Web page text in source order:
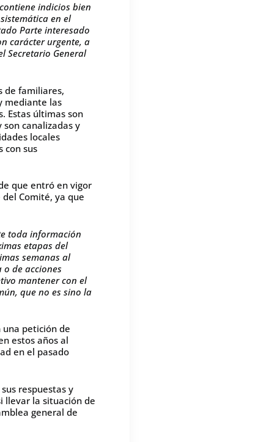
indicios bien
en el
Parte interesado
carácter urgente, a
Secretario General
de familiares,
mediante las
Estas últimas son
canalizadas y
locales
con sus
que entró en vigor
Comité, ya que
toda información
etapas del
semanas al
de acciones
mantener con el
que no es sino la
una petición de
estos años al
en el pasado
respuestas y
llevar la situación de
general de